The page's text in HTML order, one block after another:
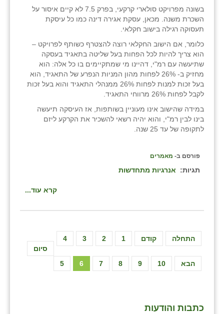
בשונה מפרויקט סולארי קרקעי, בפרק 7.5 לא קיים איסור על
השכרת משנה. מכאן, עסקת אגירה דינה כמו כל עיסקת
תעסוקה רגילה בישוב חקלאי.
כלומר, אם הישוב החקלאי רוצה להצטרף כשותף לפרויקט –
הוא צריך להיות לכל הפחות בעל שליטה בתאגיד בעסקה
שתיעשה עם רמ"י, דהיינו מי שמתקיימים בו כל אלה: הוא
מחזיק ב- 26% לפחות מהון המניות הנפרע של התאגיד, הוא
בעל זכות למנות לפחות 26% ממנהלי התאגיד והוא בעל זכות
לקבל לפחות 26% מרווחי התאגיד.
במידה שהישוב אינו מעוניין בשותפות, אז העיסקה תיעשה
בינו לבין רמ"י, והוא יהיה רשאי להשכיר את הקרקע ליזם
לתקופה של עד 25 שנה.
פורסם ב- מאמרים
תגיות: אנרגיות מתחדשות
קרא עוד...
התחלה קודם 1
2
3
4
5 6 7 8 9 10 הבא
סיום
כתבות והודעות